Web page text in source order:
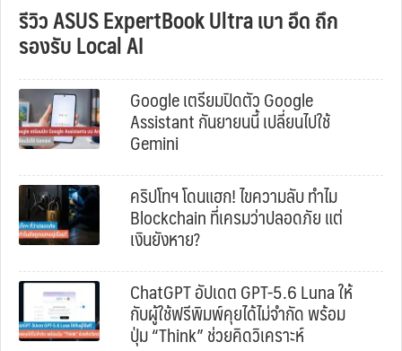
รีวิว ASUS ExpertBook Ultra เบา อึด ถึก
รองรับ Local AI
Google เตรียมปิดตัว Google
Assistant กันยายนนี้ เปลี่ยนไปใช้
Gemini
คริปโทฯ โดนแฮก! ไขความลับ ทำไม
Blockchain ที่เครมว่าปลอดภัย แต่
เงินยังหาย?
ChatGPT อัปเดต GPT-5.6 Luna ให้
กับผู้ใช้ฟรีพิมพ์คุยได้ไม่จำกัด พร้อม
ปุ่ม “Think” ช่วยคิดวิเคราะห์